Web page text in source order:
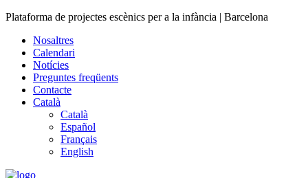
Plataforma de projectes escènics per a la infància | Barcelona
Nosaltres
Calendari
Notícies
Preguntes freqüents
Contacte
Català
Català
Español
Français
English